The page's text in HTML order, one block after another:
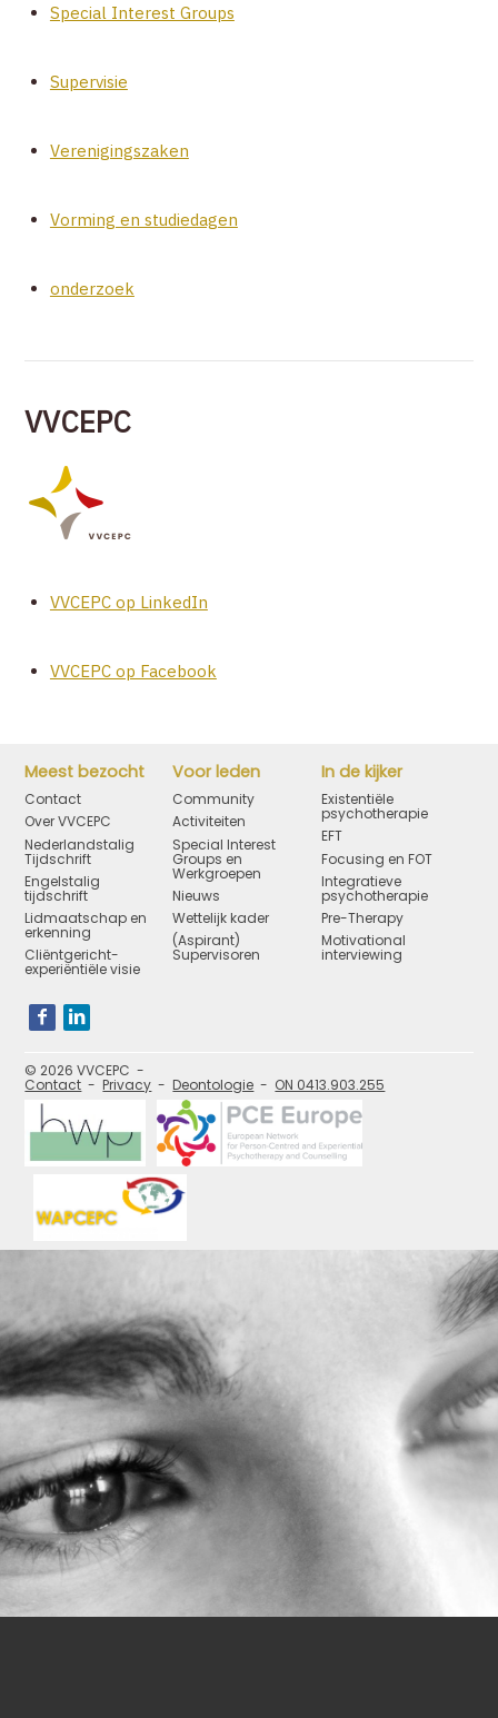
Special Interest Groups
Supervisie
Verenigingszaken
Vorming en studiedagen
onderzoek
VVCEPC
VVCEPC op LinkedIn
VVCEPC op Facebook
Meest bezocht
Contact
Over VVCEPC
Nederlandstalig
Tijdschrift
Engelstalig
tijdschrift
Lidmaatschap en
erkenning
Cliëntgericht-
experiëntiële visie
Voor leden
Community
Activiteiten
Special Interest
Groups en
Werkgroepen
Nieuws
Wettelijk kader
(Aspirant)
Supervisoren
In de kijker
Existentiële
psychotherapie
EFT
Focusing en FOT
Integratieve
psychotherapie
Pre-Therapy
Motivational
interviewing
Bezoek
onze
pagina's:
© 2026 VVCEPC
Contact Privacy Deontologie ON 0413.903.255